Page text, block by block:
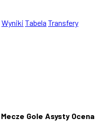
Wyniki Tabela Transfery
Mecze Gole Asysty Ocena